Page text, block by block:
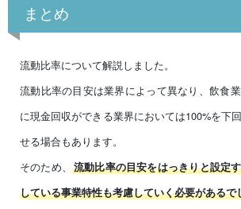
まとめ
流動比率について解説しました。
流動比率の目安は業界によって異なり、飲食
に現金回収ができる業界においては100%を下
せる場合もあります。
そのため、流動比率の目安をはっきりと設定
している事業特性も考慮していく必要があるで